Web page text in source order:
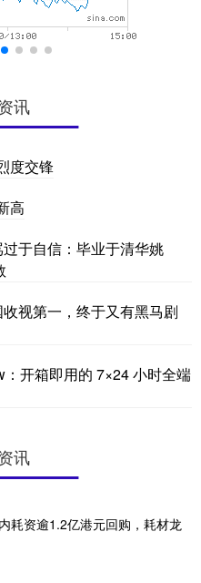
讯
度交锋
高
于自信：毕业于清华姚
视第一，终于又有黑马剧
开箱即用的 7×24 小时全端
讯
耗资逾1.2亿港元回购，耗材龙